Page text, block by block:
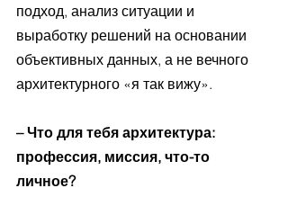
подход, анализ ситуации и
выработку решений на основании
объективных данных, а не вечного
архитектурного «я так вижу».
– Что для тебя архитектура:
профессия, миссия, что-то
личное?